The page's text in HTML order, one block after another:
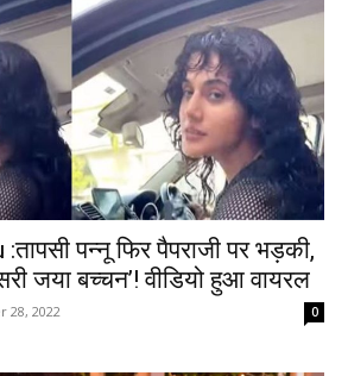
पन्नू फिर पैपराजी पर भड़की,
जया बच्चन’! वीडियो हुआ वायरल
28, 2022 0